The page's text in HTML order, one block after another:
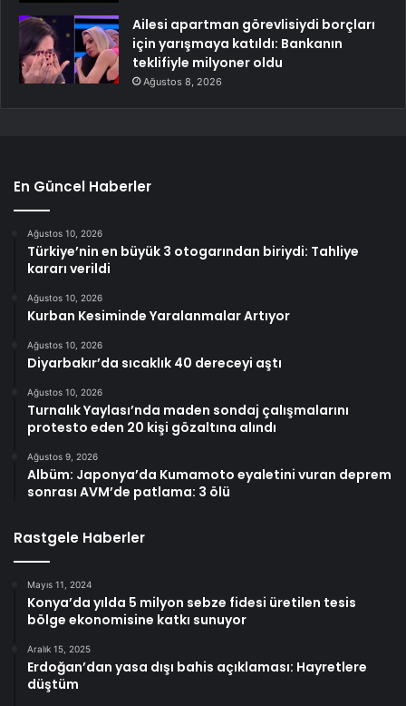
Ailesi apartman görevlisiydi borçları
için yarışmaya katıldı: Bankanın
teklifiyle milyoner oldu
Ağustos 8, 2026
En Güncel Haberler
Ağustos 10, 2026
Türkiye’nin en büyük 3 otogarından biriydi: Tahliye
kararı verildi
Ağustos 10, 2026
Kurban Kesiminde Yaralanmalar Artıyor
Ağustos 10, 2026
Diyarbakır’da sıcaklık 40 dereceyi aştı
Ağustos 10, 2026
Turnalık Yaylası’nda maden sondaj çalışmalarını
protesto eden 20 kişi gözaltına alındı
Ağustos 9, 2026
Albüm: Japonya’da Kumamoto eyaletini vuran deprem
sonrası AVM’de patlama: 3 ölü
Rastgele Haberler
Mayıs 11, 2024
Konya’da yılda 5 milyon sebze fidesi üretilen tesis
bölge ekonomisine katkı sunuyor
Aralık 15, 2025
Erdoğan’dan yasa dışı bahis açıklaması: Hayretlere
düştüm